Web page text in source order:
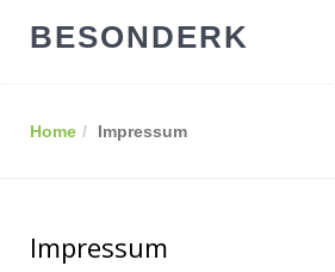
BESONDERK
Home Impressum
Impressum